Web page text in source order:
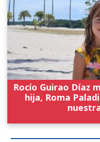
Rocío Guirao Díaz
hija, Roma